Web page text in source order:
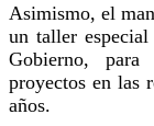
Asimismo, el
un taller
Gobierno,
proyectos en las
años.